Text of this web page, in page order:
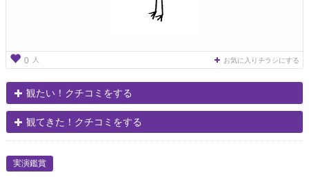
0 人 お気に入りチラシにする
観たい！クチコミをする
観てきた！クチコミをする
実演鑑賞